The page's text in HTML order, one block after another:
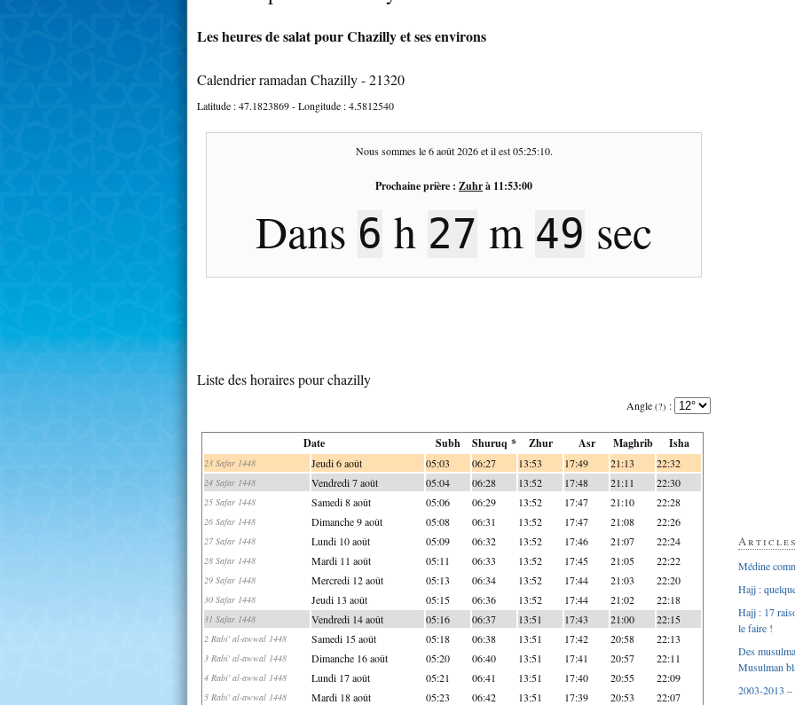
Les heures de salat pour Chazilly et ses environs
Calendrier ramadan Chazilly - 21320
Latitude :47.1823869- Longitude :4.5812540
Nous sommes le6 août 2026et il est05:25:11.
Prochaine prière : Zuhrà 11:53:00
Dans 6 h 27 m 48 sec
Liste des horaires pour chazilly
Angle (?) :
Date Subh Shuruq * Zhur Asr Maghrib Isha
23 Safar 1448 Jeudi 6 août 05:03 06:27 13:53 17:49 21:13 22:32
24 Safar 1448 Vendredi 7 août 05:04 06:28 13:52 17:48 21:11 22:30
25 Safar 1448 Samedi 8 août 05:06 06:29 13:52 17:47 21:10 22:28
26 Safar 1448 Dimanche 9 août 05:08 06:31 13:52 17:47 21:08 22:26
27 Safar 1448 Lundi 10 août 05:09 06:32 13:52 17:46 21:07 22:24
28 Safar 1448 Mardi 11 août 05:11 06:33 13:52 17:45 21:05 22:22
29 Safar 1448 Mercredi 12 août 05:13 06:34 13:52 17:44 21:03 22:20
30 Safar 1448 Jeudi 13 août 05:15 06:36 13:52 17:44 21:02 22:18
31 Safar 1448 Vendredi 14 août 05:16 06:37 13:51 17:43 21:00 22:15
2 Rabi' al-awwal 1448 Samedi 15 août 05:18 06:38 13:51 17:42 20:58 22:13
3 Rabi' al-awwal 1448 Dimanche 16 août 05:20 06:40 13:51 17:41 20:57 22:11
4 Rabi' al-awwal 1448 Lundi 17 août 05:21 06:41 13:51 17:40 20:55 22:09
5 Rabi' al-awwal 1448 Mardi 18 août 05:23 06:42 13:51 17:39 20:53 22:07
Médine
Hajj :
Hajj : 17
le faire !
Des
Musulman
2003-2013 –